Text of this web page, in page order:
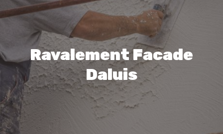
Ravalement Facade
Daluis